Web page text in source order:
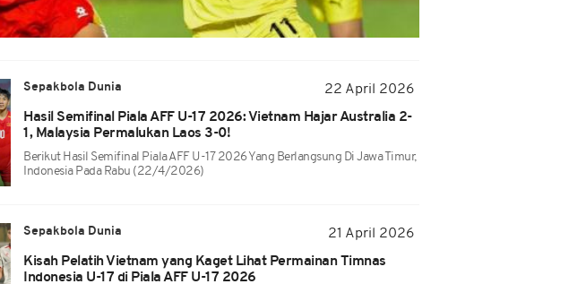
Sepakbola Dunia
22 April 2026
Hasil Semifinal Piala AFF U-17 2026: Vietnam Hajar Australia 2-
1, Malaysia Permalukan Laos 3-0!
Berikut Hasil Semifinal Piala AFF U-17 2026 Yang Berlangsung Di Jawa Timur,
Indonesia Pada Rabu (22/4/2026)
Sepakbola Dunia
21 April 2026
Kisah Pelatih Vietnam yang Kaget Lihat Permainan Timnas
Indonesia U-17 di Piala AFF U-17 2026